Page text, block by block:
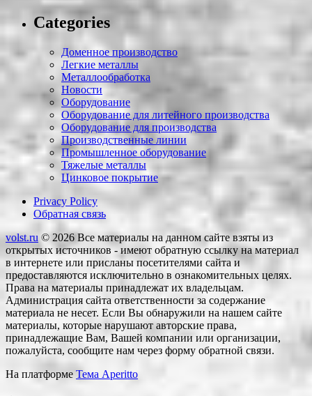
Categories
Доменное производство
Легкие металлы
Металлообработка
Новости
Оборудование
Оборудование для литейного производства
Оборудование для производства
Производственные линии
Промышленное оборудование
Тяжелые металлы
Цинковое покрытие
Privacy Policy
Обратная связь
volst.ru © 2026 Все материалы на данном сайте взяты из
открытых источников - имеют обратную ссылку на материал
в интернете или присланы посетителями сайта и
предоставляются исключительно в ознакомительных целях.
Права на материалы принадлежат их владельцам.
Администрация сайта ответственности за содержание
материала не несет. Если Вы обнаружили на нашем сайте
материалы, которые нарушают авторские права,
принадлежащие Вам, Вашей компании или организации,
пожалуйста, сообщите нам через форму обратной связи.
На платформе Тема Aperitto